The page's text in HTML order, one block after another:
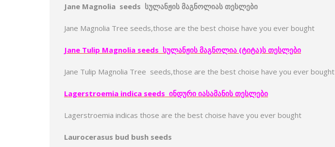
Jane Magnolia seeds სულანჟის მაგნოლიას თესლები
Jane Magnolia Tree seeds,those are the best choise have you ever bought
Jane Tulip Magnolia seeds სულანჟის მაგნოლია (ტიტა)ს თესლები
Jane Tulip Magnolia Tree seeds,those are the best choise have you ever bought
Lagerstroemia indica seeds ინდური იასამანის თესლები
Lagerstroemia indicas those are the best choise have you ever bought
Laurocerasus bud bush seeds